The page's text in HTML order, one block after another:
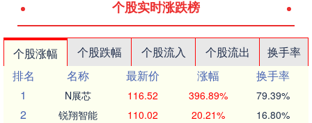
个股实时涨跌榜
个股涨幅 个股跌幅 个股流入 个股流出
换手率
排名
名称 最新价 涨幅
换手率
1
N展芯 116.52 396.89% 79.39%
2 锐翔智能 110.02 20.21% 16.80%